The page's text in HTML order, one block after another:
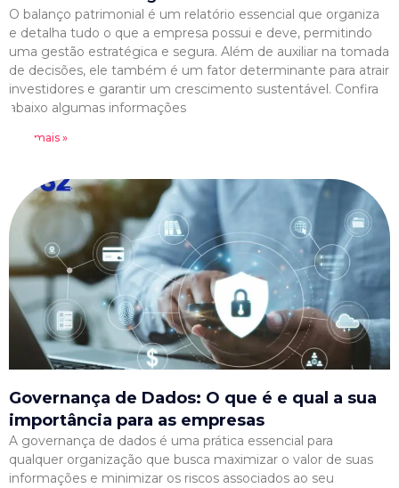
O balanço patrimonial é um relatório essencial que organiza
e detalha tudo o que a empresa possui e deve, permitindo
uma gestão estratégica e segura. Além de auxiliar na tomada
de decisões, ele também é um fator determinante para atrair
investidores e garantir um crescimento sustentável. Confira
abaixo algumas informações
Leia mais »
Governança de Dados: O que é e qual a sua
importância para as empresas
A governança de dados é uma prática essencial para
qualquer organização que busca maximizar o valor de suas
informações e minimizar os riscos associados ao seu